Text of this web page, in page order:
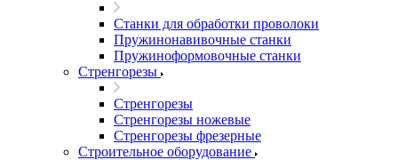
Станки для обработки проволоки
Пружинонавивочные станки
Пружиноформовочные станки
Стренгорезы
Стренгорезы
Стренгорезы ножевые
Стренгорезы фрезерные
Строительное оборудование